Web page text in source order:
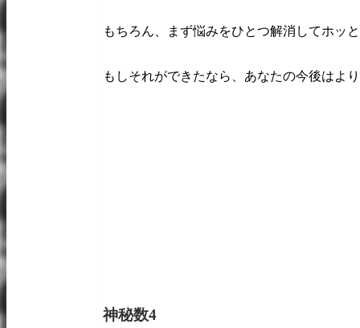
もちろん、まず悩みをひとつ解消してホッ
もしそれができたなら、あなたの今後はよ
神秘数4